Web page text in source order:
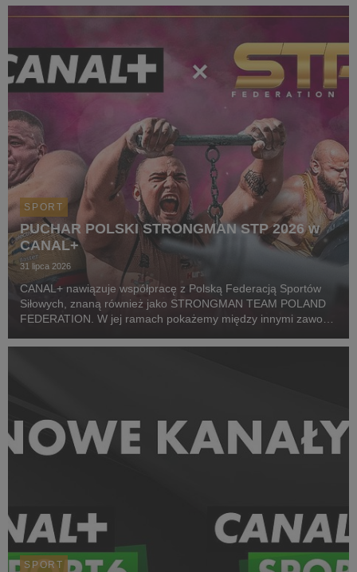
startowych naszego zawodnika podczas
SPORT
PUCHAR POLSKI STRONGMAN STP 2026 w
CANAL+
31 lipca 2026
CANAL+ nawiązuje współpracę z Polską Federacją Sportów
Siłowych, znaną również jako STRONGMAN TEAM POLAND
FEDERATION. W jej ramach pokażemy między innymi zawody
Pierwszym wydarzeniem prezentowanym w CANAL+ SPORT 5
SPORT